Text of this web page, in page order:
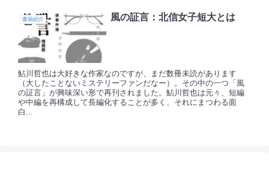
書籍紹介 風の証言：北信女子短大とは
鮎川哲也は大好きな作家なのですが、まだ数冊未読があります
（大したことないミステリーファンだなー）。その中の一つ「風
の証言」が興味深い形で再刊されました。鮎川哲也は元々、短編
や中編を再構成して長編化することが多く、それにまつわる面
白...